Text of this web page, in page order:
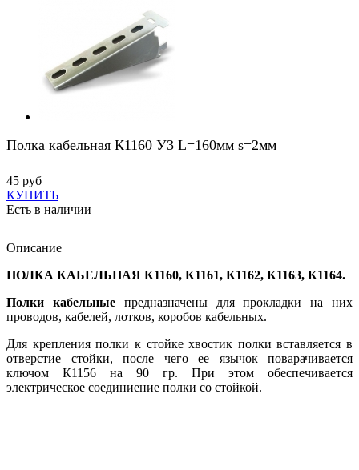
Полка кабельная К1160 У3 L=160мм s=2мм
45 руб
КУПИТЬ
Есть в наличии
Описание
ПОЛКА КАБЕЛЬНАЯ К1160, К1161, К1162, К1163, К1164.
Полки кабельные предназначены для прокладки на них
проводов, кабелей, лотков, коробов кабельных.
Для крепления полки к стойке хвостик полки вставляется в
отверстие стойки, после чего ее язычок поварачивается
ключом К1156 на 90 гр. При этом обеспечивается
электрическое соединиение полки со стойкой.